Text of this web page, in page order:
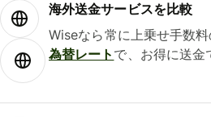
海外送金サービスを比較
Wiseなら常に上乗せ手数
為替レート で、お得に送金